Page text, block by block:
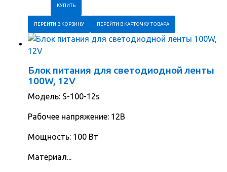
ПЕРЕЙТИ В КОРЗИНУ ПЕРЕЙТИ В КАРТОЧКУ ТОВАРА
Блок питания для светодиодной ленты
100W, 12V
Модель: S-100-12s
Рабочее напряжение: 12В
Мощность: 100 Вт
Материал...